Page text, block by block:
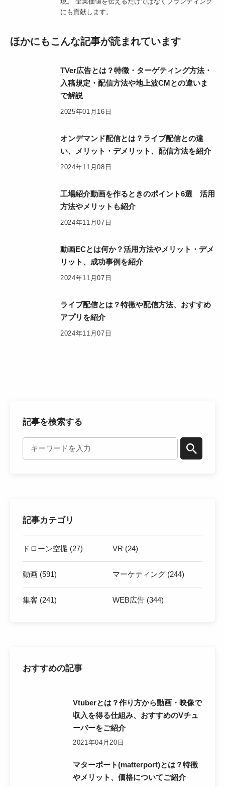
にも貢献します。
ほかにもこんな記事が読まれています
TVer広告とは？特徴・ターゲティング方法・
入稿規定・配信方法や地上波CMとの違いま
で解説
2025年01月16日
オンデマンド配信とは？ライブ配信との違
い、メリット・デメリット、配信方法を紹介
2024年11月08日
工場紹介動画を作るときのポイント6選 活用
方法やメリットも紹介
2024年11月07日
動画ECとは何か？活用方法やメリット・デメ
リット、成功事例を紹介
2024年11月07日
ライブ配信とは？特徴や配信方法、おすすめ
アプリを紹介
2024年11月07日
記事を検索する
記事カテゴリ
ドローン空撮 (27) VR (24)
動画 (591) マーケティング (244)
集客 (241) WEB広告 (344)
おすすめの記事
Vtuberとは？作り方から動画・映像で
収入を得る仕組み、おすすめのVチュ
ーバーをご紹介
2021年04月20日
マターポート(matterport)とは？特徴
やメリット、価格についてご紹介